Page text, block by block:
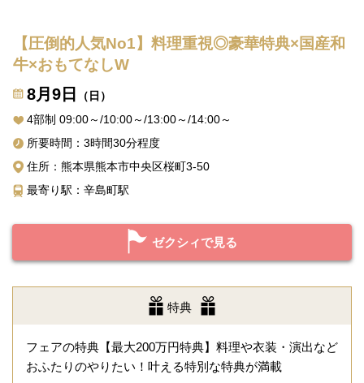
【圧倒的人気No1】料理重視◎豪華特典×国産和
牛×おもてなしW
8月9日
（日）
4部制 09:00～/10:00～/13:00～/14:00～
所要時間：3時間30分程度
住所：熊本県熊本市中央区桜町3-50
最寄り駅：辛島町駅
ゼクシィで見る
特典
フェアの特典【最大200万円特典】料理や衣装・演出など
おふたりのやりたい！叶える特別な特典が満載